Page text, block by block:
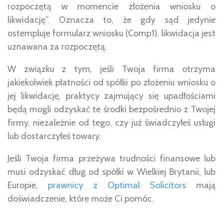
rozpoczętą w momencie złożenia wniosku o
likwidację”. Oznacza to, że gdy sąd jedynie
ostempluje formularz wniosku (Comp1), likwidacja jest
uznawana za rozpoczętą.
W związku z tym, jeśli Twoja firma otrzyma
jakiekolwiek płatności od spółki po złożeniu wniosku o
jej likwidację, praktycy zajmujący się upadłościami
będą mogli odzyskać te środki bezpośrednio z Twojej
firmy, niezależnie od tego, czy już świadczyłeś usługi
lub dostarczyłeś towary.
Jeśli Twoja firma przeżywa trudności finansowe lub
musi odzyskać dług od spółki w Wielkiej Brytanii, lub
Europie, prawnicy z Optimal Solicitors mają
doświadczenie, które może Ci pomóc.